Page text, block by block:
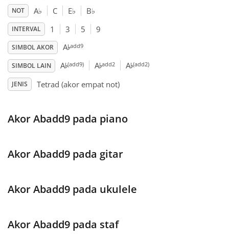
Français
한국어
Português
NOT A♭ C E♭ B♭
INTERVAL 1 3 5 9
SIMBOL AKOR A♭add9
SIMBOL LAIN A♭(add9) A♭add2 A♭(add2)
JENIS Tetrad (akor empat not)
Akor Abadd9 pada piano
Akor Abadd9 pada gitar
Akor Abadd9 pada ukulele
Akor Abadd9 pada staf